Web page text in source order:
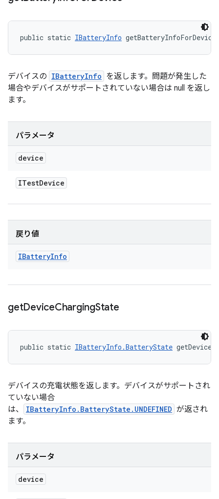
public static IBatteryInfo
デバイスの IBatteryInfo を返します。問題が発生した
場合やデバイスがサポートされていない場合は null を返し
ます。
パラメータ
device
ITestDevice
戻り値
IBatteryInfo
getDeviceChargingState
public static IBatteryInfo.BatteryState
デバイスの充電状態を返します。デバイスがサポートされ
ていない場合
は、
IBatteryInfo.BatteryState.UNDEFINED が返され
ます。
パラメータ
device